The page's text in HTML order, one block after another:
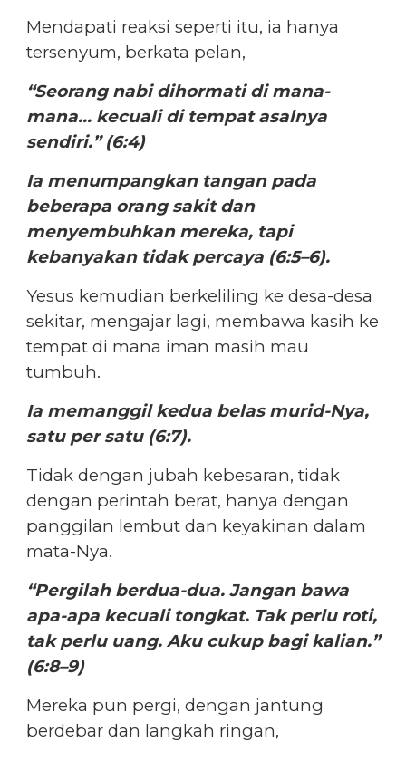
Mendapati reaksi seperti itu, ia hanya
tersenyum, berkata pelan,
“Seorang nabi dihormati di mana-
mana… kecuali di tempat asalnya
sendiri.” (6:4)
Ia menumpangkan tangan pada
beberapa orang sakit dan
menyembuhkan mereka, tapi
kebanyakan tidak percaya (6:5–6).
Yesus kemudian berkeliling ke desa-desa
sekitar, mengajar lagi, membawa kasih ke
tempat di mana iman masih mau
tumbuh.
Ia memanggil kedua belas murid-Nya,
satu per satu (6:7).
Tidak dengan jubah kebesaran, tidak
dengan perintah berat, hanya dengan
panggilan lembut dan keyakinan dalam
mata-Nya.
“Pergilah berdua-dua. Jangan bawa
apa-apa kecuali tongkat. Tak perlu roti,
tak perlu uang. Aku cukup bagi kalian.”
(6:8–9)
Mereka pun pergi, dengan jantung
berdebar dan langkah ringan,